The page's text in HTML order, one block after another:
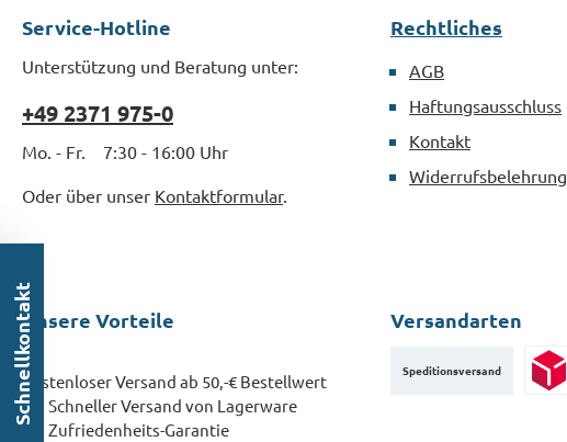
Service-Hotline
Unterstützung und Beratung unter:
+49 2371 975-0
Mo. - Fr. 7:30 - 16:00 Uhr
Oder über unser Kontaktformular.
Rechtliches
AGB
Haftungsausschluss
Kontakt
Widerrufsbelehrung
Unsere Vorteile
Kostenloser Versand ab 50,-€ Bestellwert
Schneller Versand von Lagerware
Zufriedenheits-Garantie
Versandarten
Speditionsversand
Schnellkontakt